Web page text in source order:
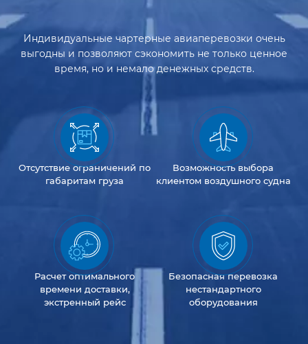
Индивидуальные чартерные авиаперевозки очень
выгодны и позволяют сэкономить не только ценное
время, но и немало денежных средств.
Отсутствиеограничений по
габаритам груза
Возможность выбора
клиентом воздушного судна
Расчет оптимального
времени доставки,
экстренный рейс
Безопасная перевозка
нестандартного
оборудования